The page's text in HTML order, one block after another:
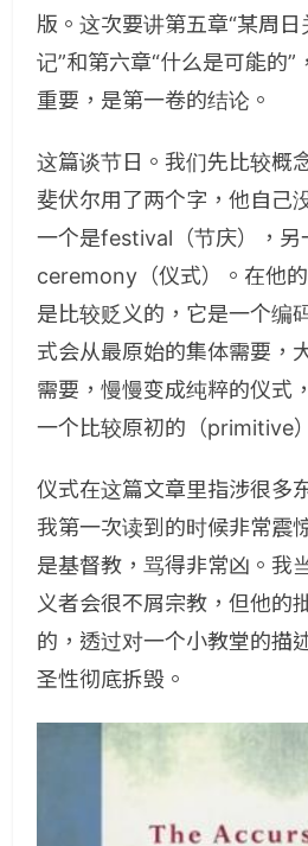
版。这次要讲第五章“某周
记”和第六章“什么是可能的”
重要，是第一卷的结论。
这篇谈节日。我们先比较概
斐伏尔用了两个字，他自己
一个是festival（节庆），另
ceremony（仪式）。在他
是比较贬义的，它是一个编
式会从最原始的集体需要，
需要，慢慢变成纯粹的仪式
一个比较原初的（primitive
仪式在这篇文章里指涉很多
我第一次读到的时候非常震
是基督教，骂得非常凶。我
义者会很不屑宗教，但他的
的，透过对一个小教堂的描
圣性彻底拆毁。